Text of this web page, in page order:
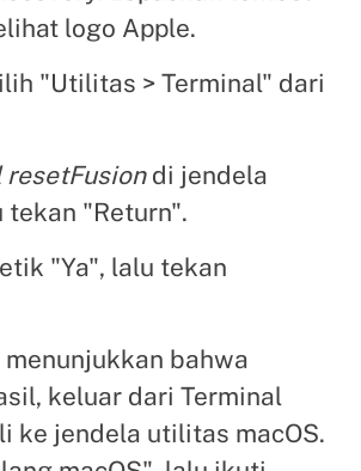
logo Apple.
"Utilitas > Terminal" dari
di jendela
tekan "Return".
"Ya", lalu tekan
menunjukkan bahwa
keluar dari Terminal
ke jendela utilitas macOS.